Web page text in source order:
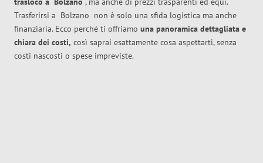
Trasferirsi a Bolzano non è solo una sfida logistica ma anche
finanziaria. Ecco perché ti offriamo una panoramica dettagliata e
chiara dei costi, così saprai esattamente cosa aspettarti, senza
costi nascosti o spese impreviste.